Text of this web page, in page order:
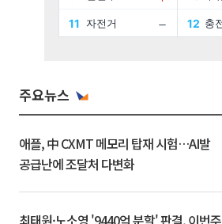
주요뉴스
애플, 中 CXMT 메모리 탑재 시험…AI발
공급난에 조달처 다변화
최태원·노소영 '9440억 분할' 판결, 이번주